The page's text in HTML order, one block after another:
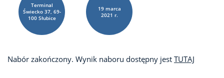
Terminal
Świecko 37, 69-
100 Słubice
19 marca
2021 r.
Nabór zakończony. Wynik naboru dostępny jest TUTAJ